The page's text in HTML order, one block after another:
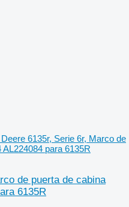
6135r, Serie 6r, Marco de
para 6135R
de puerta de cabina
6135R